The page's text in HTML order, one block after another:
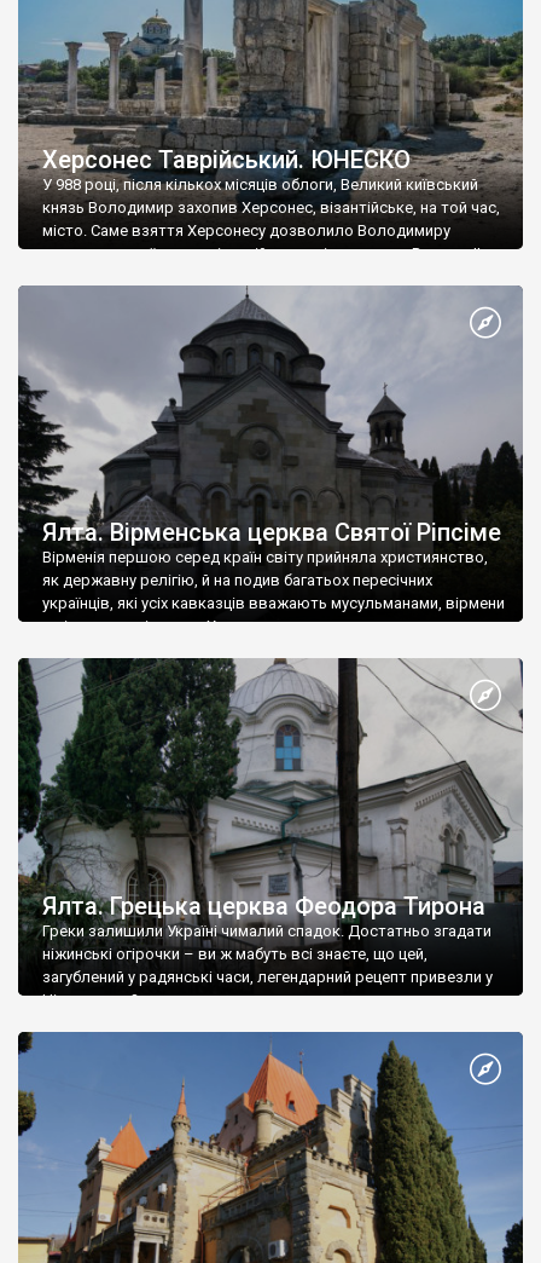
Херсонес Таврійський. ЮНЕСКО
У 988 році, після кількох місяців облоги, Великий київський
князь Володимир захопив Херсонес, візантійське, на той час,
місто. Саме взяття Херсонесу дозволило Володимиру
диктувати свої умови візантійському імператору Василю ІІ, та
Херсонесі Володимир-язичник, став Василем-християнином.
А потім було Хрещення Русі. На честь Херсонесу Таврійського
Ялта. Вірменська церква Святої Ріпсіме
Вірменія першою серед країн світу прийняла християнство,
як державну релігію, й на подив багатьох пересічних
українців, які усіх кавказців вважають мусульманами, вірмени
є відданими вірянами Христа
Ялта. Грецька церква Феодора Тирона
Греки залишили Україні чималий спадок. Достатньо згадати
ніжинські огірочки – ви ж мабуть всі знаєте, що цей,
загублений у радянські часи, легендарний рецепт привезли у
Ніжин греки?